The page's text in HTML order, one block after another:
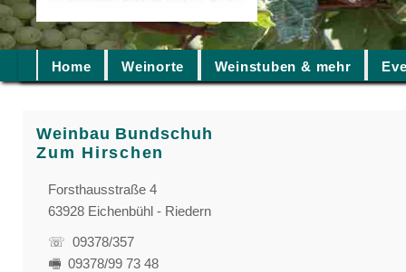
Home Weinorte Weinstuben & mehr
Weinbau Bundschuh
Zum Hirschen
Forsthausstraße 4
63928 Eichenbühl - Riedern
☏ 09378/357
🖷 09378/99 73 48